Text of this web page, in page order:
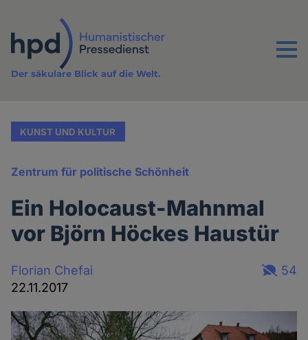
Inhalt
Menu
Der säkulare Blick auf die Welt.
KUNST UND KULTUR
Zentrum für politische Schönheit
Ein Holocaust-Mahnmal
vor Björn Höckes Haustür
Florian Chefai
22.11.2017
54